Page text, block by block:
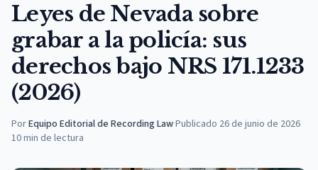
Leyes de Nevada sobre
grabar a la policía: sus
derechos bajo NRS 171.1233
(2026)
PorEquipo Editorial de Recording Law·Publicado 26 de junio de 2026
10min de lectura